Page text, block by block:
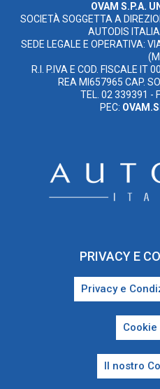
OVAM S.P.A.
SOCIETÀ SOGGETTA A
AUTODIS
SEDE LEGALE E OPERATIVA:
R.I. P.IVA E COD. FISCALE
REA MI657965 CAP.
TEL. 02 339391 -
PEC:
PRIVACY E
Privacy e
Il nostro